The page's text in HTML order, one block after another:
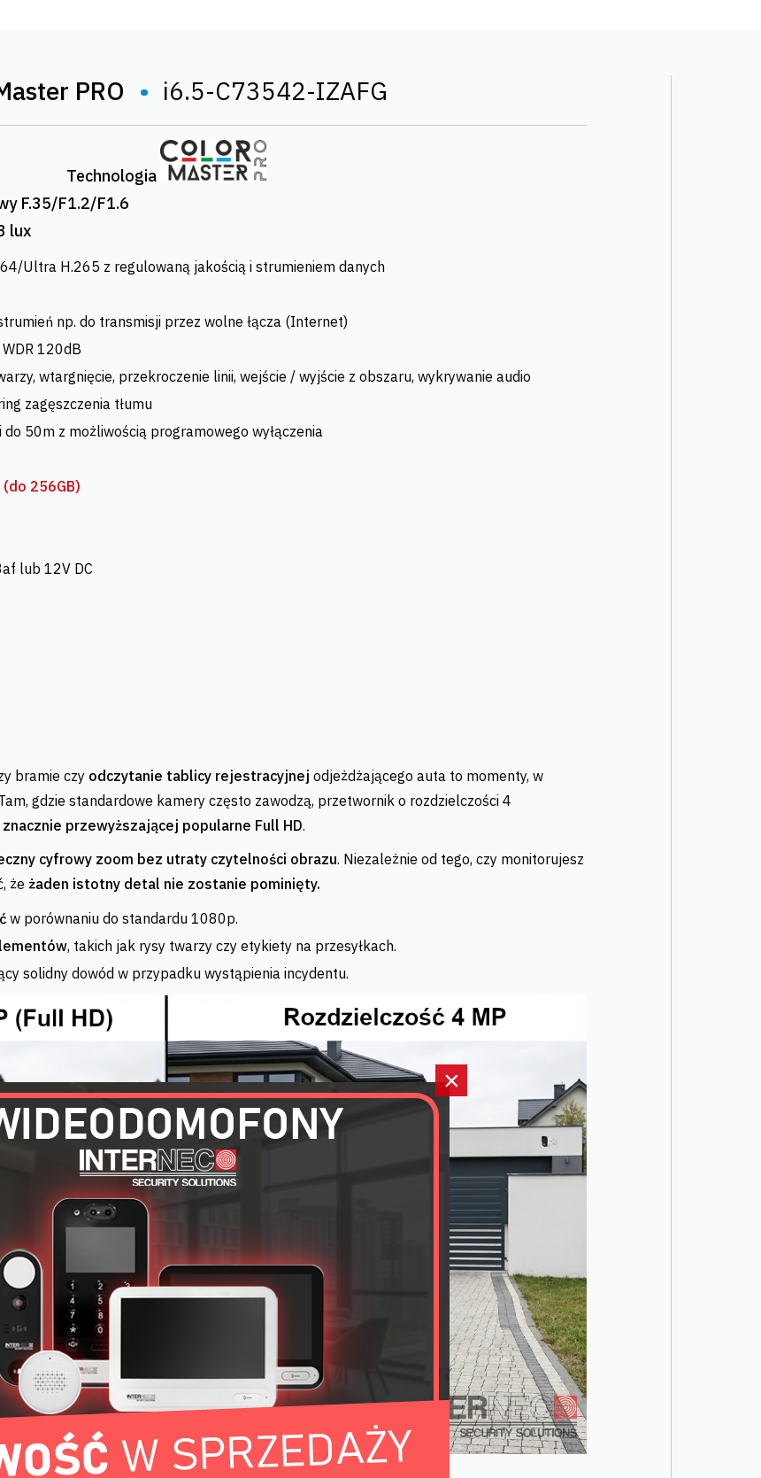
×
PRO • i6.5-C73542-IZAFG
Technologia
F.35/F1.2/F1.6
lux
Ultra H.265 z regulowaną jakością i strumieniem danych
np. do transmisji przez wolne łącza (Internet)
120dB
wtargnięcie, przekroczenie linii, wejście / wyjście z obszaru, wykrywanie audio
zagęszczenia tłumu
50m z możliwością programowego wyłączenia
256GB)
lub 12V DC
bramie czy odczytanie tablicy rejestracyjnej odjeżdżającego auta to momenty, w
gdzie standardowe kamery często zawodzą, przetwornik o rozdzielczości 4
przewyższającej popularne Full HD.
cyfrowy zoom bez utraty czytelności obrazu. Niezależnie od tego, czy monitorujesz
że żaden istotny detal nie zostanie pominięty.
w porównaniu do standardu 1080p.
, takich jak rysy twarzy czy etykiety na przesyłkach.
solidny dowód w przypadku wystąpienia incydentu.